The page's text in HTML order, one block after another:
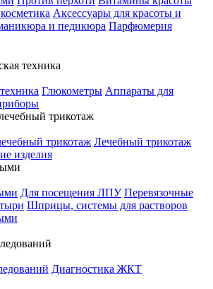
Аксессуары для красоты и
и педикюра Парфюмерия
техника
Глюкометры Аппараты для
трикотаж
трикотаж Лечебный трикотаж
изделия
Для посещения ЛПУ Перевязочные
Шприцы, системы для растворов
Диагностика ЖКТ